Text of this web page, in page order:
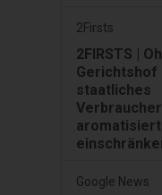
2Firsts
2FIRSTS |
Gerichtshof
staatliches
Google News